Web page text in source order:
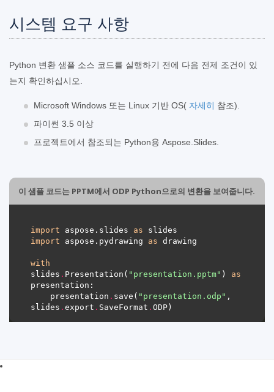
시스템 요구 사항
Python 변환 샘플 소스 코드를 실행하기 전에 다음 전제 조건이 있
는지 확인하십시오.
Microsoft Windows 또는 Linux 기반 OS( 자세히 참조).
파이썬 3.5 이상
프로젝트에서 참조되는 Python용 Aspose.Slides.
이 샘플 코드는 PPTM에서 ODP Python으로의 변환을 보여줍니다.
import aspose.slides as
import aspose.pydrawing as
with
slides . Presentation( "presentation.pptm" ) as
    presentation
. save( "presentation.odp" ,
slides . export . SaveFormat .